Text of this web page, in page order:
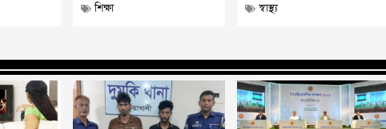
শিক্ষা স্বাস্থ্য